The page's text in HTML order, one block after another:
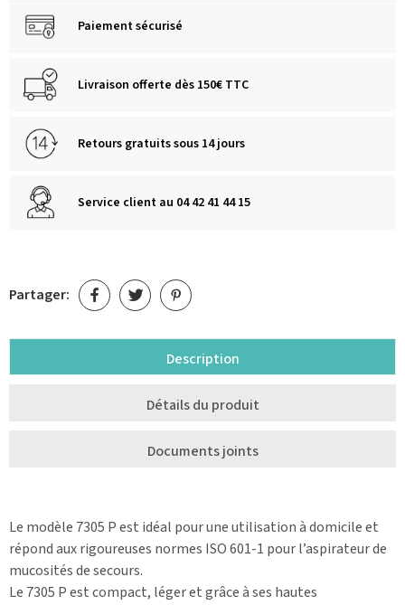
Paiement sécurisé
Livraison offerte dès 150€ TTC
Retours gratuits sous 14 jours
Service client au 04 42 41 44 15
Partager:
Description
Détails du produit
Documents joints
Le modèle 7305 P est idéal pour une utilisation à domicile et
répond aux rigoureuses normes ISO 601-1 pour l’aspirateur de
mucosités de secours.
Le 7305 P est compact, léger et grâce à ses hautes